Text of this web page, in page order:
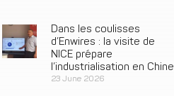
Dans les coulisses
d’Enwires : la visite de
NICE prépare
l’industrialisation en Chine
23 June 2026